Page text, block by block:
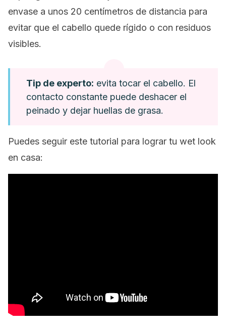
envase a unos 20 centímetros de distancia para
evitar que el cabello quede rígido o con residuos
visibles.
Tip de experto: evita tocar el cabello. El
contacto constante puede deshacer el
peinado y dejar huellas de grasa.
Puedes seguir este tutorial para lograr tu wet look
en casa: